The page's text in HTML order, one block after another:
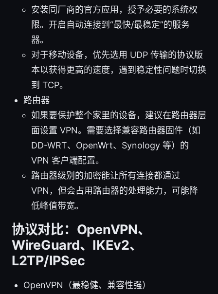
安装同厂商的官方应用，授予必要的系统权
限。开启自动连接到“最快/最稳定”的服务
器。
对于移动设备，优先选用 UDP 传输的协议版
本以获得更高的速度，遇到稳定性问题时切换
到 TCP。
路由器
如果要保护整个家里的设备，建议在路由器层
面设置 VPN。需要选择兼容路由器固件（如
DD-WRT、OpenWrt、Synology 等）的
VPN 客户端配置。
路由器级别的加密能让所有连接都通过
VPN，但会占用路由器的处理能力，可能降
低峰值带宽。
协议对比：OpenVPN、
WireGuard、IKEv2、
L2TP/IPSec
OpenVPN（最稳健、兼容性强）